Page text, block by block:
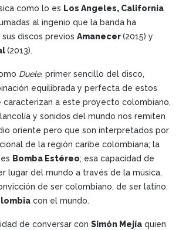
como lo es Los Angeles, California
al ingenio que la banda ha
discos previos Amanecer(2015) y
(2013).
Duele, primer sencillo del disco,
equilibrada y perfecta de estos
a este proyecto colombiano,
y sonidos del mundo nos remiten
oriente pero que son interpretados por
de la región caribe colombiana; la
Bomba Estéreo; esa capacidad de
lugar del mundo a través de la música,
de ser colombiano, de ser latino.
con el mundo.
de conversar con Simón Mejía quien